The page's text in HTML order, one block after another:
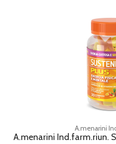
A.menarini
A.menarini Ind.farm.riun.